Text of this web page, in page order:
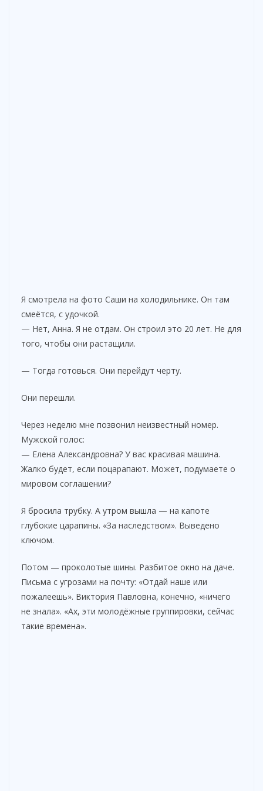
Я смотрела на фото Саши на холодильнике. Он там
смеётся, с удочкой.
— Нет, Анна. Я не отдам. Он строил это 20 лет. Не для
того, чтобы они растащили.
— Тогда готовься. Они перейдут черту.
Они перешли.
Через неделю мне позвонил неизвестный номер.
Мужской голос:
— Елена Александровна? У вас красивая машина.
Жалко будет, если поцарапают. Может, подумаете о
мировом соглашении?
Я бросила трубку. А утром вышла — на капоте
глубокие царапины. «За наследством». Выведено
ключом.
Потом — проколотые шины. Разбитое окно на даче.
Письма с угрозами на почту: «Отдай наше или
пожалеешь». Виктория Павловна, конечно, «ничего
не знала». «Ах, эти молодёжные группировки, сейчас
такие времена».